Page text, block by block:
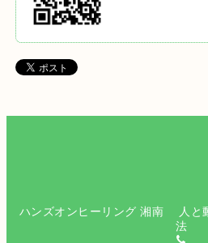
ハンズオンヒーリング 湘南 人と
法